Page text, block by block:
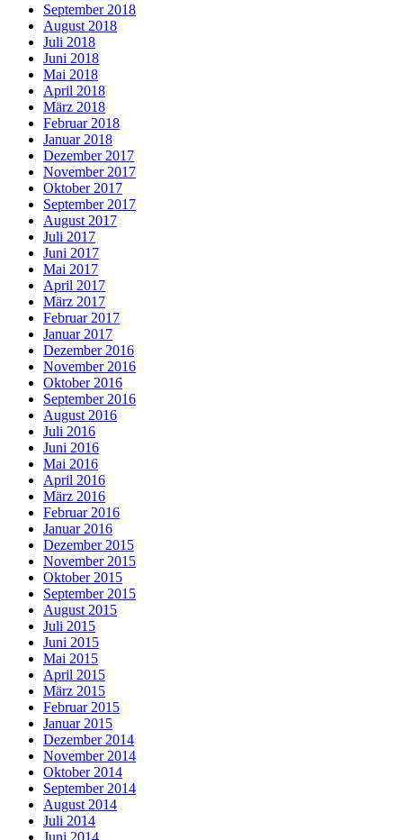
September 2018
August 2018
Juli 2018
Juni 2018
Mai 2018
April 2018
März 2018
Februar 2018
Januar 2018
Dezember 2017
November 2017
Oktober 2017
September 2017
August 2017
Juli 2017
Juni 2017
Mai 2017
April 2017
März 2017
Februar 2017
Januar 2017
Dezember 2016
November 2016
Oktober 2016
September 2016
August 2016
Juli 2016
Juni 2016
Mai 2016
April 2016
März 2016
Februar 2016
Januar 2016
Dezember 2015
November 2015
Oktober 2015
September 2015
August 2015
Juli 2015
Juni 2015
Mai 2015
April 2015
März 2015
Februar 2015
Januar 2015
Dezember 2014
November 2014
Oktober 2014
September 2014
August 2014
Juli 2014